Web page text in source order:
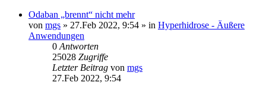
Odaban „brennt“ nicht mehr
von mgs » 27.Feb 2022, 9:54 » in Hyperhidrose - Äußere
Anwendungen
0 Antworten
25028 Zugriffe
Letzter Beitrag von mgs
27.Feb 2022, 9:54